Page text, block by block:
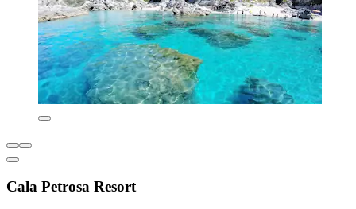
Cala Petrosa Resort